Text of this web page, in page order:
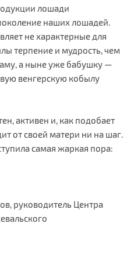
лошади
наших лошадей.
не характерные для
терпение и мудрость, чем
а ныне уже бабушку —
венгерскую кобылу
активен и, как подобает
от своей матери ни на шаг.
самая жаркая пора:
руководитель Центра